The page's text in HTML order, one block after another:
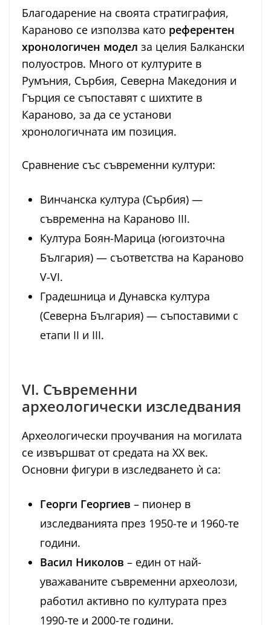
Благодарение на своята стратиграфия,
Караново се използва като референтен
хронологичен модел за целия Балкански
полуостров. Много от културите в
Румъния, Сърбия, Северна Македония и
Гърция се съпоставят с шихтите в
Караново, за да се установи
хронологичната им позиция.
Сравнение със съвременни култури:
Винчанска култура (Сърбия) —
съвременна на Караново III.
Култура Боян-Марица (югоизточна
България) — съответства на Караново
V-VI.
Градешница и Дунавска култура
(Северна България) — съпоставими с
етапи II и III.
VI. Съвременни
археологически изследвания
Археологически проучвания на могилата
се извършват от средата на XX век.
Основни фигури в изследването ѝ са:
Георги Георгиев – пионер в
изследванията през 1950-те и 1960-те
години.
Васил Николов – един от най-
уважаваните съвременни археолози,
работил активно по културата през
1990-те и 2000-те години.